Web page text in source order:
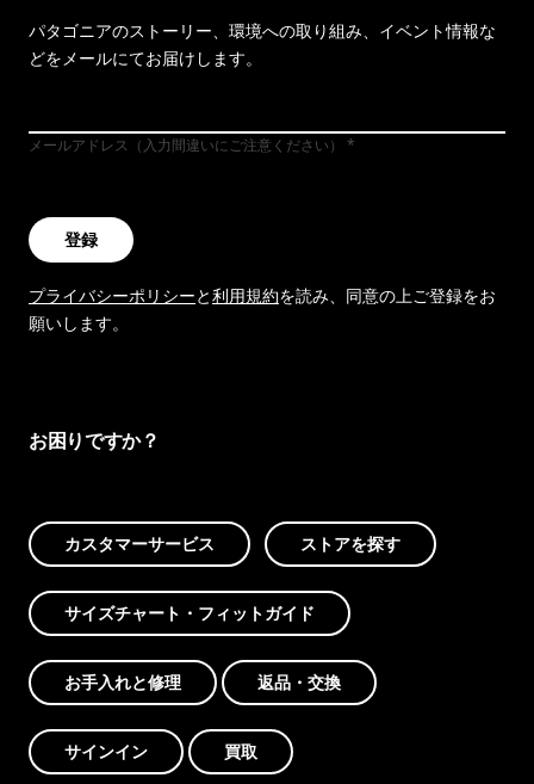
パタゴニアのストーリー、環境への取り組み、イベント情報な
どをメールにてお届けします。
メールアドレス（入力間違いにご注意ください）
登録
プライバシーポリシーと利用規約を読み、同意の上ご登録をお
願いします。
お困りですか？
カスタマーサービス ストアを探す
サイズチャート・フィットガイド
お手入れと修理 返品・交換
サインイン 買取